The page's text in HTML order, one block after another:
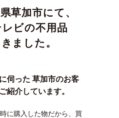
草加市にて、
ビの不用品
ました。
伺った 草加市のお客
紹介しています。
に購入した物だから、買